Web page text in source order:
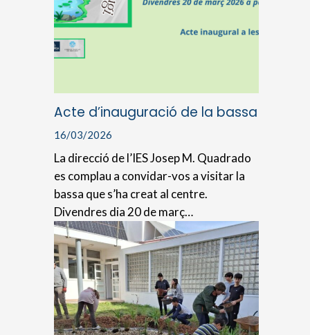
Acte d’inauguració de la bassa
16/03/2026
La direcció de l’IES Josep M. Quadrado
es complau a convidar-vos a visitar la
bassa que s’ha creat al centre.
Divendres dia 20 de març…